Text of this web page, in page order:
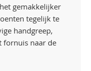
gemakkelijker
tegelijk te
handgreep,
fornuis naar de